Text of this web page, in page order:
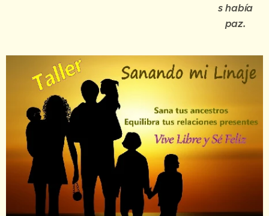
s había
paz.